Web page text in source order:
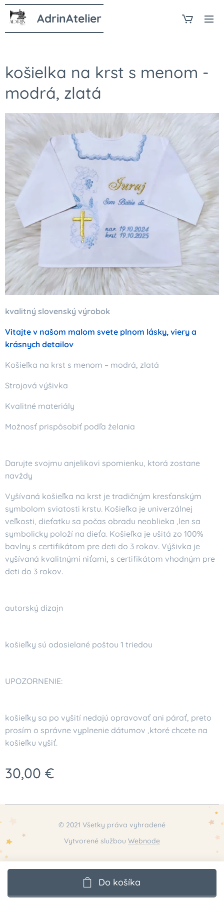
AdrinAtelier
košielka na krst s menom -
modrá, zlatá
kvalitný slovenský výrobok
Vitajte v našom malom svete plnom lásky, viery a
krásnych detailov
Košieľka na krst s menom – modrá, zlatá
Strojová výšivka
Kvalitné materiály
Možnosť prispôsobiť podľa želania
Darujte svojmu anjelikovi spomienku, ktorá zostane
navždy
Vyšívaná košieľka na krst je tradičným kresťanským
symbolom sviatosti krstu. Košieľka je univerzálnej
veľkosti, dieťatku sa počas obradu neoblieka ,len sa
symbolicky položí na dieťa. Košieľka je ušitá zo 100%
bavlny s certifikátom pre deti do 3 rokov. Výšivka je
vyšívaná kvalitnými niťami, s certifikátom vhodným pre
deti do 3 rokov.
autorský dizajn
košieľky sú odosielané poštou 1 triedou
UPOZORNENIE:
košieľky sa po vyšití nedajú opravovať ani párať, preto
prosím o správne vyplnenie dátumov ,ktoré chcete na
košieľku vyšiť.
30,00 €
Do košíka
© 2021 Všetky práva vyhradené
Vytvorené službou Webnode